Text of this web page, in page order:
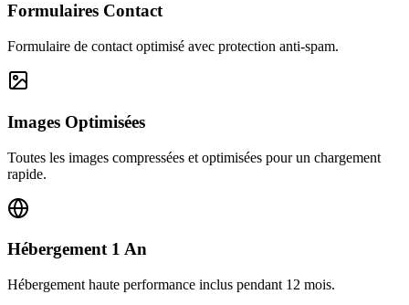
Formulaires Contact
Formulaire de contact optimisé avec protection anti-spam.
Images Optimisées
Toutes les images compressées et optimisées pour un chargement
rapide.
Hébergement 1 An
Hébergement haute performance inclus pendant 12 mois.